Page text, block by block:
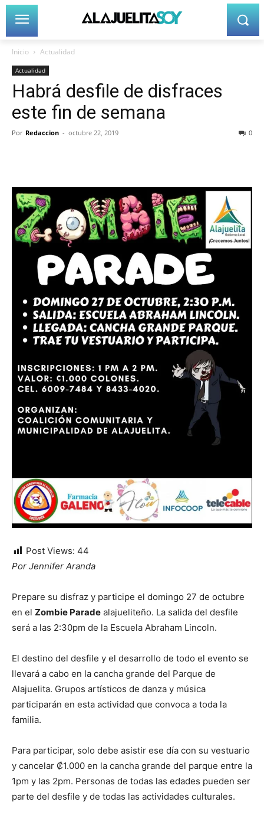
Inicio Actualidad
Actualidad
Habrá desfile de disfraces
este fin de semana
Por Redaccion - octubre 22, 2019 0
Post Views: 44
Por Jennifer Aranda
Prepare su disfraz y participe el domingo 27 de octubre
en el Zombie Parade alajueliteño. La salida del desfile
será a las 2:30pm de la Escuela Abraham Lincoln.
El destino del desfile y el desarrollo de todo el evento se
llevará a cabo en la cancha grande del Parque de
Alajuelita. Grupos artísticos de danza y música
participarán en esta actividad que convoca a toda la
familia.
Para participar, solo debe asistir ese día con su vestuario
y cancelar ₡1.000 en la cancha grande del parque entre la
1pm y las 2pm. Personas de todas las edades pueden ser
parte del desfile y de todas las actividades culturales.